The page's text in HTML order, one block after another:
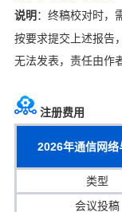
说明 ： 终稿校对时，
按要求提交上述报告
无法发表，责任由作
注册费用
2026年通信网络
类型
会议投稿